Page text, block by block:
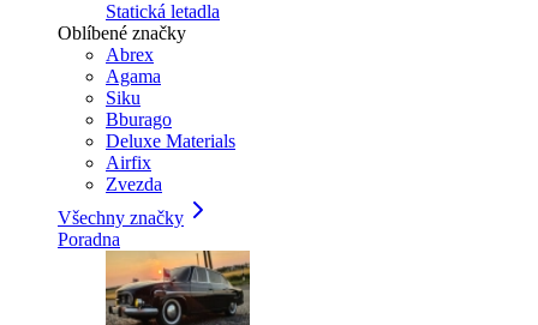
Statická letadla
Oblíbené značky
Abrex
Agama
Siku
Bburago
Deluxe Materials
Airfix
Zvezda
Všechny značky
Poradna